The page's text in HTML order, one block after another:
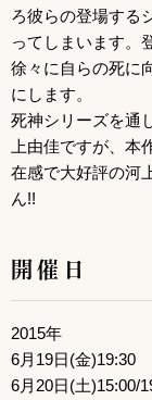
ろ彼らの登場する
ってしまいます。
徐々に自らの死に
にします。
死神シリーズを通
上由佳ですが、
在感で大好評の河
ん!!
開催日
2015年
6月19日(金)19:30
6月20日(土)15:00/